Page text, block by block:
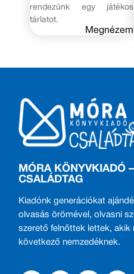
rendezünk egy játékos
tárlatot.
Megnézem
MÓRA KÖNYVKIADÓ
CSALÁDTAG
Kiadónk generációkat
olvasás örömével, olvasni
szerető felnőttek lettek,
következő nemzedéknek.